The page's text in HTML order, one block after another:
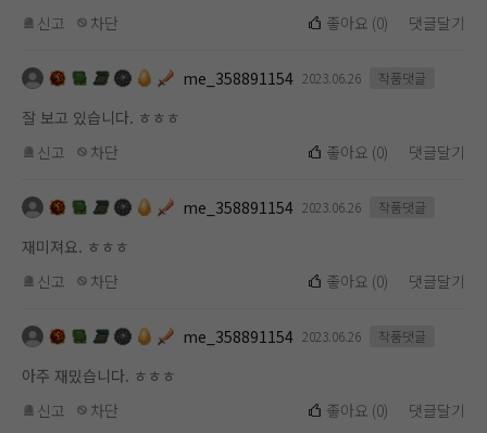
신고
차단 좋아요 (0) 댓글달기
me_358891154 2023.06.26 작품댓글
잘 보고 있습니다. ㅎㅎㅎ
신고
차단 좋아요 (0) 댓글달기
me_358891154 2023.06.26 작품댓글
재미져요. ㅎㅎㅎ
신고
차단 좋아요 (0) 댓글달기
me_358891154 2023.06.26 작품댓글
아주 재밌습니다. ㅎㅎㅎ
신고
차단 좋아요 (0) 댓글달기